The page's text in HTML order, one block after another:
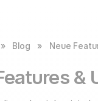
» Blog » Neue
&